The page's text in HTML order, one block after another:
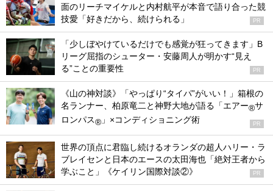
面のリーチマイケルと内村航平が本音で語り合った競
技愛「好きだから、続けられる」
PR
「少しぼやけているだけでも感覚が狂ってきます」B
リーグ屈指のシューター・安藤周人が明かす“見え
る”ことの重要性
PR
《山の神対談》「やっぱり“タイパ”がいい！」箱根の
名ランナー、柏原竜二と神野大地が語る「エアー®サ
ロンパス® 」×コンディショニング術 PR
世界の頂点に君臨し続けるオランダの超人ハリー・ラ
ブレイセンと日本のエースの太田海也「絶対王者から
学ぶこと」《ケイリン国際対談②》
PR